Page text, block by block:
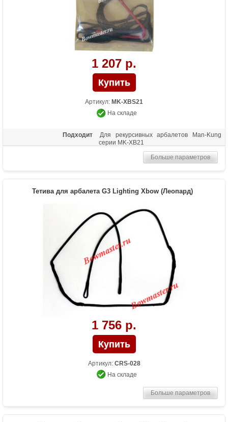
1 207 р.
Артикул: MK-XBS21
На складе
Подходит
Для рекурсивных арбалетов Man-Kung
серии MK-XB21
Больше параметров
Тетива для арбалета G3 Lighting Xbow (Леопард)
1 756 р.
Артикул: CRS-028
На складе
Больше параметров